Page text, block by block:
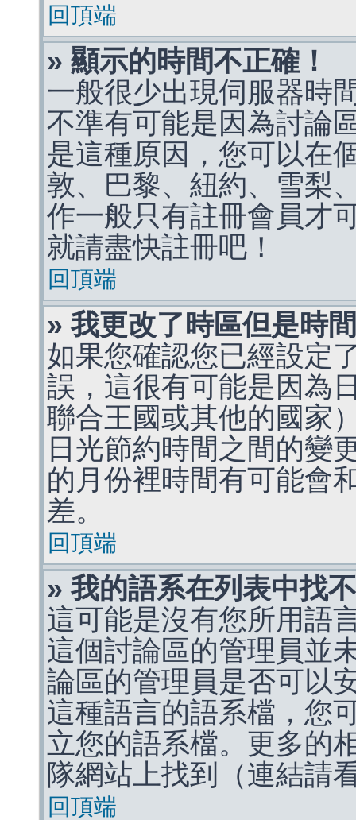
回頂端
» 顯示的時間不正確！
一般很少出現伺服器時
不準有可能是因為討論
是這種原因，您可以在
敦、巴黎、紐約、雪梨
作一般只有註冊會員才
就請盡快註冊吧！
回頂端
» 我更改了時區但是時
如果您確認您已經設定
誤，這很有可能是因為
聯合王國或其他的國家
日光節約時間之間的變
的月份裡時間有可能會
差。
回頂端
» 我的語系在列表中找
這可能是沒有您所用語
這個討論區的管理員並
論區的管理員是否可以
這種語言的語系檔，您
立您的語系檔。更多的
隊網站上找到（連結請
回頂端